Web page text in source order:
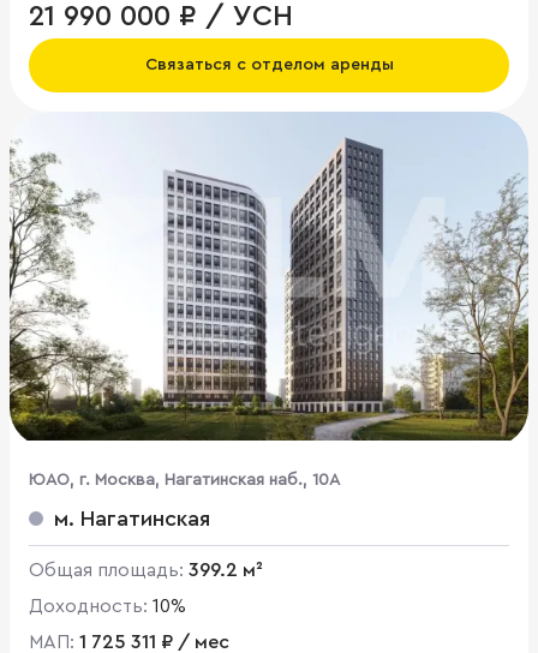
21 990 000 ₽ / УСН
Связаться с отделом аренды
ЮАО, г. Москва, Нагатинская наб., 10А
м. Нагатинская
Общая площадь: 399.2 м²
Доходность: 10%
МАП: 1 725 311 ₽ / мес